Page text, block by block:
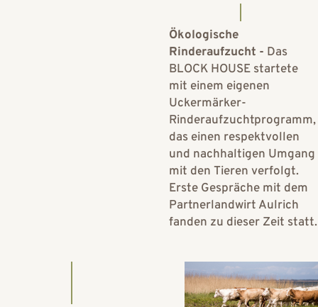
Ökologische
Rinderaufzucht - Das
BLOCK HOUSE startete
mit einem eigenen
Uckermärker-
Rinderaufzuchtprogramm,
das einen respektvollen
und nachhaltigen Umgang
mit den Tieren verfolgt.
Erste Gespräche mit dem
Partnerlandwirt Aulrich
fanden zu dieser Zeit statt.